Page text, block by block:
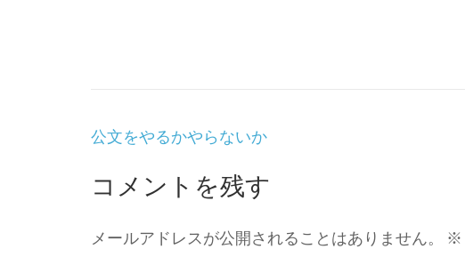
投
ナ
ビ
ー
公文をやるかやらないか
コメントを残す
メールアドレスが公開されることはありません。 ※